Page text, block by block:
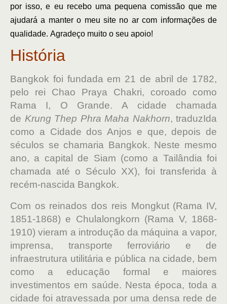
por isso, e eu recebo uma pequena comissão que me
ajudará a manter o meu site no ar com informações de
qualidade. Agradeço muito o seu apoio!
História
Bangkok foi fundada em 21 de abril de 1782,
pelo rei Chao Praya Chakri, coroado como
Rama I, O Grande. A cidade chamada
de Krung Thep Phra Maha Nakhorn, traduzIda
como a Cidade dos Anjos e que, depois de
séculos se chamaria Bangkok. Neste mesmo
ano, a capital de Siam (como a Tailândia foi
chamada até o Século XX), foi transferida à
recém-nascida Bangkok.
Com os reinados dos reis Mongkut (Rama IV,
1851-1868) e Chulalongkorn (Rama V, 1868-
1910) vieram a introdução da máquina a vapor,
imprensa, transporte ferroviário e de
infraestrutura utilitária e pública na cidade, bem
como a educação formal e maiores
investimentos em saúde. Nesta época, toda a
cidade foi atravessada por uma densa rede de